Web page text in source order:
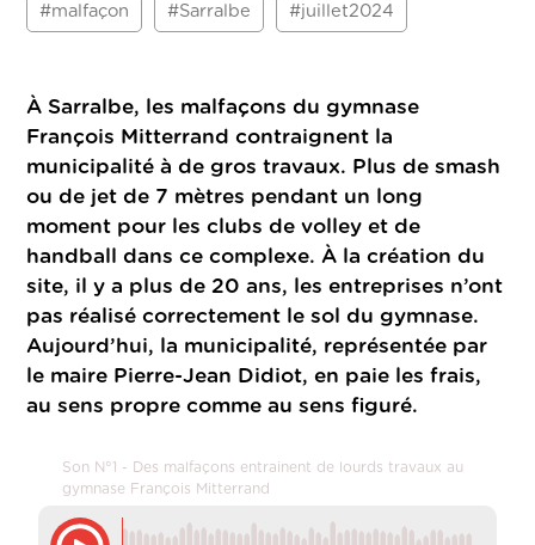
#malfaçon #Sarralbe #juillet2024
À Sarralbe, les malfaçons du gymnase
François Mitterrand contraignent la
municipalité à de gros travaux. Plus de smash
ou de jet de 7 mètres pendant un long
moment pour les clubs de volley et de
handball dans ce complexe. À la création du
site, il y a plus de 20 ans, les entreprises n’ont
pas réalisé correctement le sol du gymnase.
Aujourd’hui, la municipalité, représentée par
le maire Pierre-Jean Didiot, en paie les frais,
au sens propre comme au sens figuré.
Son N°1 - Des malfaçons entrainent de lourds travaux au
gymnase François Mitterrand